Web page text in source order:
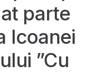
parte
Icoanei
”Cu